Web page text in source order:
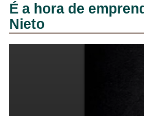
É a hora de
Nieto